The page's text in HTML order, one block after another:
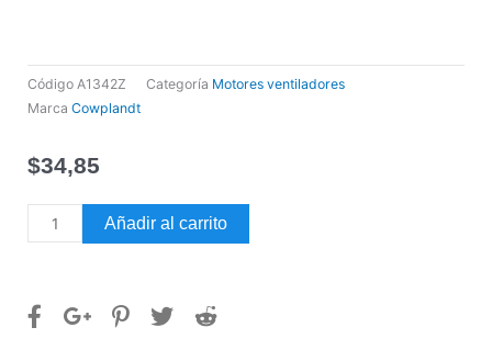
Código A1342Z Categoría Motores ventiladores
Marca Cowplandt
$34,85
Motor
Con
Base
Añadir al carrito